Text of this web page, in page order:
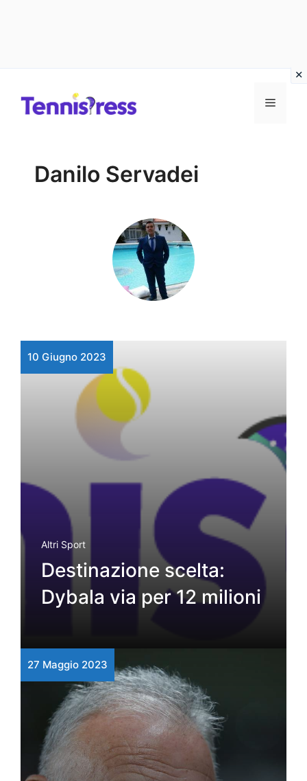
MENU
Danilo Servadei
10 Giugno 2023
Altri Sport
Destinazione scelta:
Dybala via per 12 milioni
27 Maggio 2023